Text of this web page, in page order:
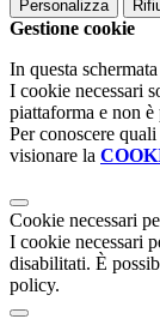
Personalizza
Gestione cookie
In questa
I cookie necessari
piattaforma e non
Per conoscere
visionare la
Cookie necessari
I cookie necessari
disabilitati. È
policy.